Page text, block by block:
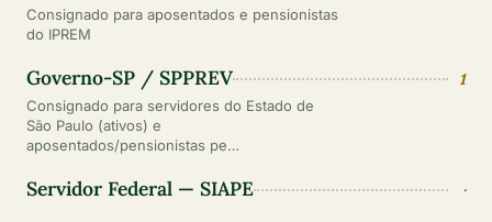
Consignado para aposentados e pensionistas
do IPREM
Governo-SP / SPPREV 1
Consignado para servidores do Estado de
São Paulo (ativos) e
aposentados/pensionistas pe…
Servidor Federal — SIAPE ·